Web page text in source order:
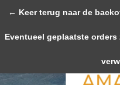
Toggle
Wij slaan cookies op om onze
← Keer terug naar de
Eventueel geplaatste